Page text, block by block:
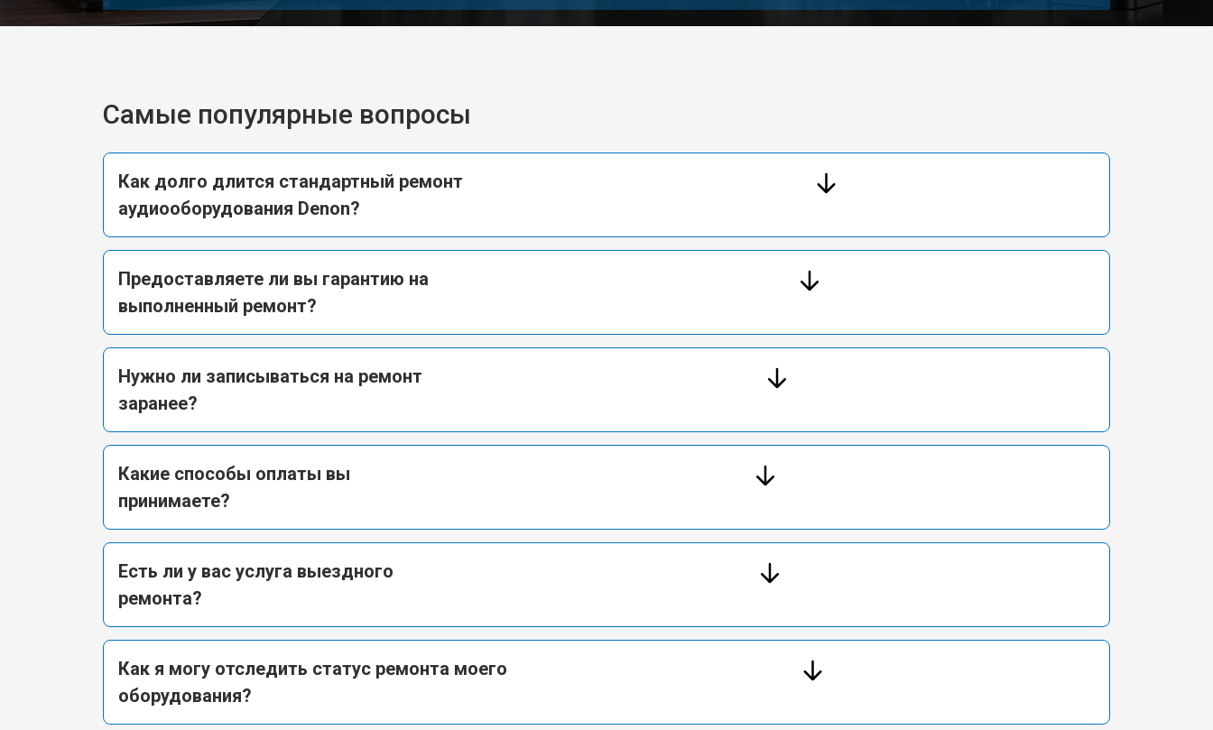
Самые популярные вопросы
Как долго длится стандартный ремонт
аудиооборудования Denon?
Предоставляете ли вы гарантию на
выполненный ремонт?
Нужно ли записываться на ремонт
заранее?
Какие способы оплаты вы
принимаете?
Есть ли у вас услуга выездного
ремонта?
Как я могу отследить статус ремонта моего
оборудования?